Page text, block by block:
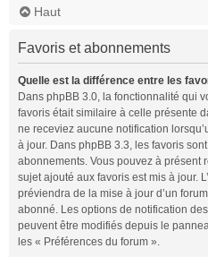
Haut
Favoris et abonnements
Quelle est la différence entre les
Dans phpBB 3.0, la fonctionnalité qui
favoris était similaire à celle présente
ne receviez aucune notification
à jour. Dans phpBB 3.3, les favoris
abonnements. Vous pouvez à présent
sujet ajouté aux favoris est mis à jour.
préviendra de la mise à jour d’un
abonné. Les options de notification
peuvent être modifiés depuis le
les « Préférences du forum ».